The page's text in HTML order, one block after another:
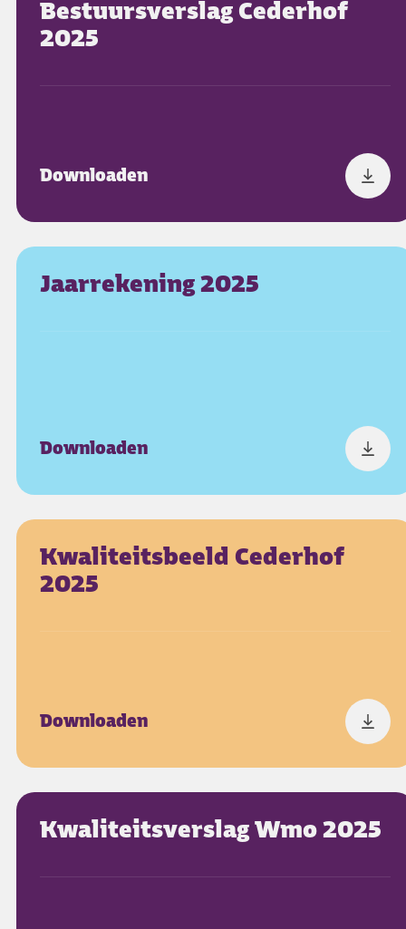
Bestuursverslag Cederhof
2025
Downloaden
Jaarrekening 2025
Downloaden
Kwaliteitsbeeld Cederhof
2025
Downloaden
Kwaliteitsverslag Wmo 2025